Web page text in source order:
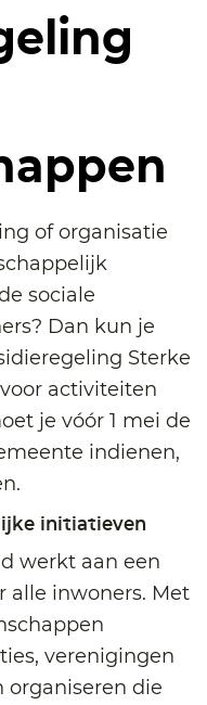
of organisatie
sociale
Dan kun je
Sterke
activiteiten
je vóór 1 mei de
indienen,
initiatieven
werkt aan een
alle inwoners. Met
verenigingen
die